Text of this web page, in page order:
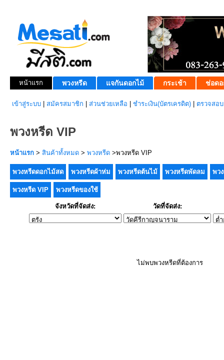
หน้าแรก พวงหรีด แจกันดอกไม้ กระเช้า ช่อดอ
เข้าสู่ระบบ สมัครสมาชิก ส่วนช่วยเหลือ ชำระเงิน(บัตรเครดิต) ตรวจสอ
พวงหรีด VIP
หน้าแรก > สินค้าทั้งหมด > พวงหรีด >พวงหรีด VIP
พวงหรีดดอกไม้สด พวงหรีดผ้าห่ม พวงหรีดต้นไม้ พวงหรีดพัดลม พว
พวงหรีด VIP พวงหรีดของใช้
จังหวัดที่จัดส่ง: วัดที่จัดส่ง:
ไม่พบพวงหรีดที่ต้องการ